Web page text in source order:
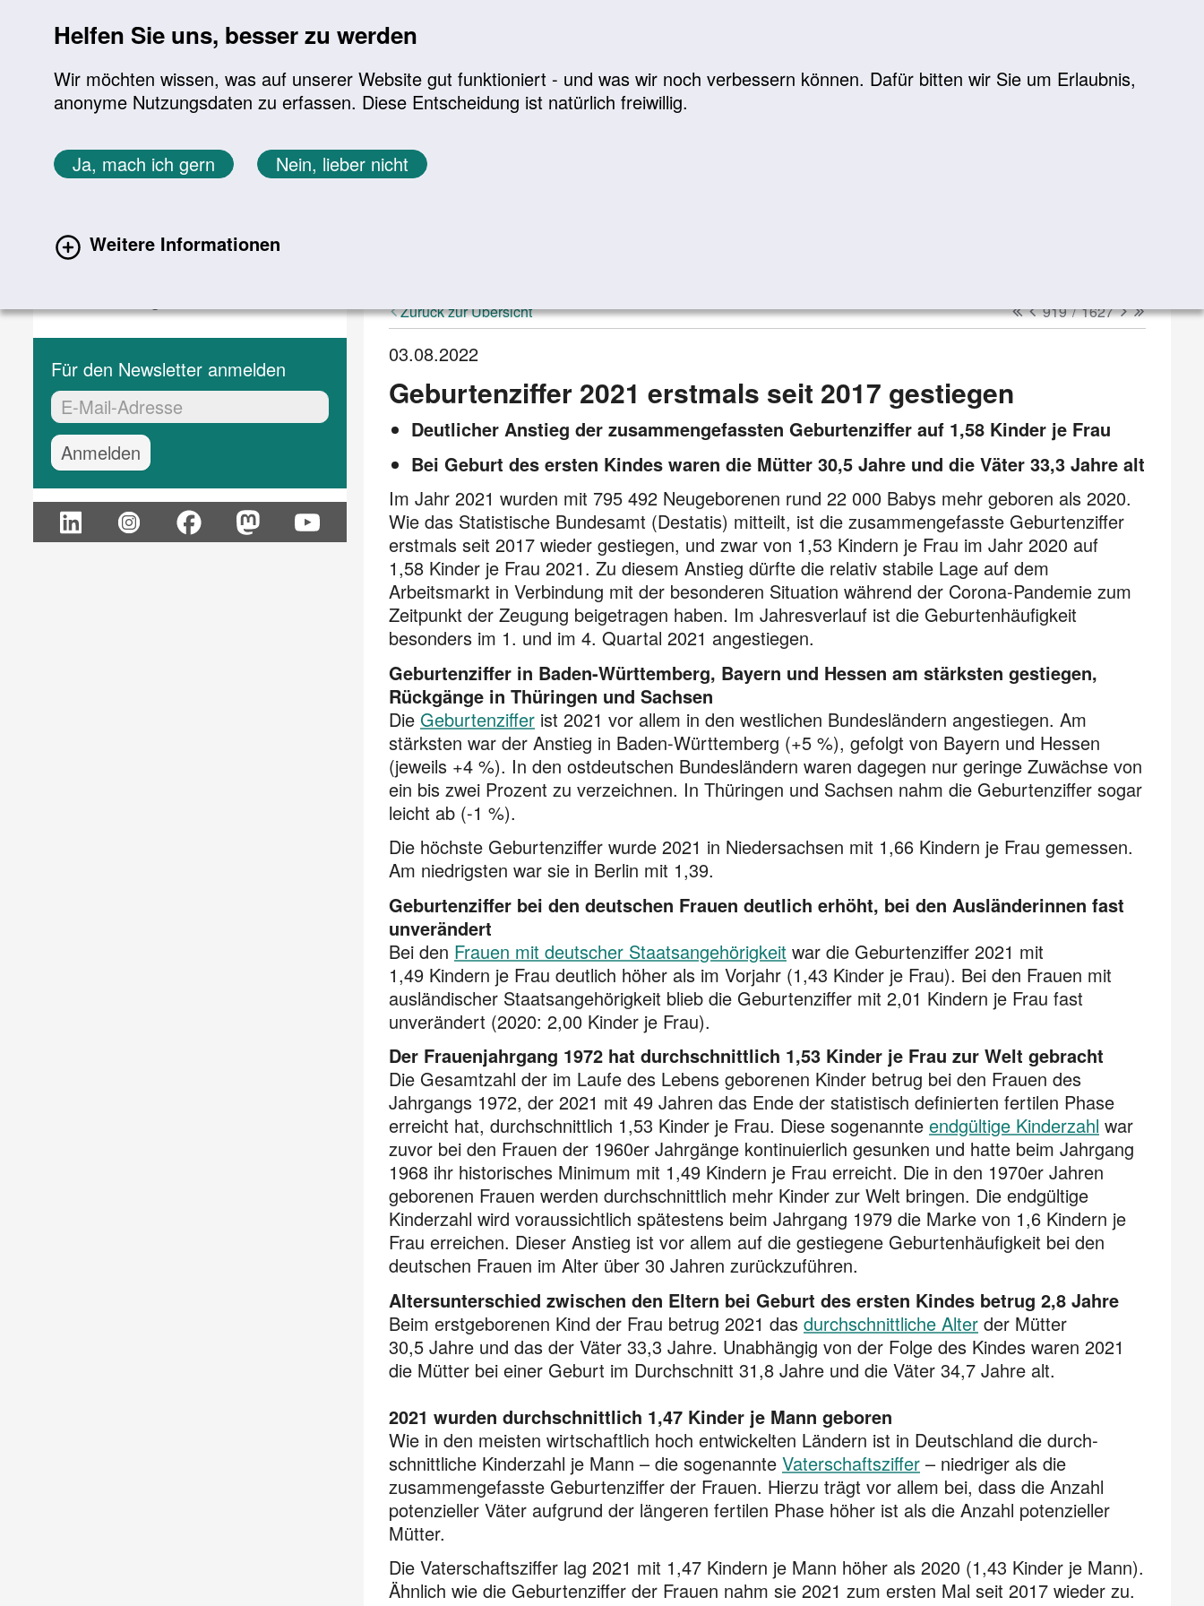
Helfen Sie uns, besser zu werden
Wir möchten wissen, was auf unserer Website gut funktioniert - und was wir noch verbessern können. Dafür bitten wir Sie um Erlaubnis,
anonyme Nutzungsdaten zu erfassen. Diese Entscheidung ist natürlich freiwillig.
Ja, mach ich gern Nein, lieber nicht
Weitere Informationen
Sie befinden sich hier:
Startseite Aktuelles Aktuelle Meldungen
Aktuelle Meldungen
Für den Newsletter anmelden
EMail-Adresse:*
Zurück zur Übersicht erster
vorheriger
919/1627nächster
letzter
03.08.2022
Geburtenziffer 2021 erstmals seit 2017 gestiegen
Deutlicher Anstieg der zusammengefassten Geburtenziffer auf 1,58 Kinder je Frau
Bei Geburt des ersten Kindes waren die Mütter 30,5 Jahre und die Väter 33,3 Jahre alt
Im Jahr 2021 wurden mit 795 492 Neugeborenen rund 22 000 Babys mehr geboren als 2020.
Wie das Statistische Bundesamt (Destatis) mitteilt, ist die zusammen­gefasste Geburtenziffer
erstmals seit 2017 wieder gestiegen, und zwar von 1,53 Kindern je Frau im Jahr 2020 auf
1,58 Kinder je Frau 2021. Zu diesem Anstieg dürfte die relativ stabile Lage auf dem
Arbeitsmarkt in Verbindung mit der besonderen Situation während der Corona-Pandemie zum
Zeitpunkt der Zeugung beigetragen haben. Im Jahres­verlauf ist die Geburten­häufigkeit
besonders im 1. und im 4. Quartal 2021 angestiegen.
Geburtenziffer in Baden-Württemberg, Bayern und Hessen am stärksten gestiegen,
Rückgänge in Thüringen und Sachsen
Die Geburtenziffer ist 2021 vor allem in den westlichen Bundesländern angestiegen. Am
stärksten war der Anstieg in Baden-Württemberg (+5 %), gefolgt von Bayern und Hessen
(jeweils +4 %). In den ost­deut­schen Bundesländern waren dagegen nur geringe Zuwächse von
ein bis zwei Prozent zu verzeichnen. In Thüringen und Sachsen nahm die Geburtenziffer sogar
leicht ab (-1 %).
Die höchste Geburtenziffer wurde 2021 in Niedersachsen mit 1,66 Kindern je Frau gemessen.
Am niedrigsten war sie in Berlin mit 1,39.
Geburtenziffer bei den deutschen Frauen deutlich erhöht, bei den Ausländerinnen fast
unverändert
Bei den Frauen mit deutscher Staatsangehörigkeit war die Geburtenziffer 2021 mit
1,49 Kindern je Frau deutlich höher als im Vorjahr (1,43 Kinder je Frau). Bei den Frauen mit
ausländischer Staats­angehörigkeit blieb die Geburtenziffer mit 2,01 Kindern je Frau fast
unverändert (2020: 2,00 Kinder je Frau).
Der Frauenjahrgang 1972 hat durchschnittlich 1,53 Kinder je Frau zur Welt gebracht
Die Gesamtzahl der im Laufe des Lebens geborenen Kinder betrug bei den Frauen des
Jahrgangs 1972, der 2021 mit 49 Jahren das Ende der statistisch definierten fertilen Phase
erreicht hat, durchschnittlich 1,53 Kinder je Frau. Diese sogenannte endgültige Kinderzahl war
zuvor bei den Frauen der 1960er Jahrgänge kontinuierlich gesunken und hatte beim Jahrgang
1968 ihr historisches Minimum mit 1,49 Kindern je Frau erreicht. Die in den 1970er Jahren
geborenen Frauen werden durchschnittlich mehr Kinder zur Welt bringen. Die endgültige
Kinderzahl wird voraussichtlich spätestens beim Jahrgang 1979 die Marke von 1,6 Kindern je
Frau erreichen. Dieser Anstieg ist vor allem auf die gestiegene Geburten­häufigkeit bei den
deutschen Frauen im Alter über 30 Jahren zurückzuführen.
Altersunterschied zwischen den Eltern bei Geburt des ersten Kindes betrug 2,8 Jahre
Beim erstgeborenen Kind der Frau betrug 2021 das durchschnittliche Alter der Mütter
30,5 Jahre und das der Väter 33,3 Jahre. Unabhängig von der Folge des Kindes waren 2021
die Mütter bei einer Geburt im Durchschnitt 31,8 Jahre und die Väter 34,7 Jahre alt.
2021 wurden durchschnittlich 1,47 Kinder je Mann geboren
Wie in den meisten wirtschaftlich hoch entwickelten Ländern ist in Deutschland die durch­
schnittliche Kinder­zahl je Mann – die sogenannte Vaterschaftsziffer – niedriger als die
zusammengefasste Geburten­ziffer der Frauen. Hierzu trägt vor allem bei, dass die Anzahl
potenzieller Väter aufgrund der längeren fertilen Phase höher ist als die Anzahl potenzieller
Mütter.
Die Vaterschaftsziffer lag 2021 mit 1,47 Kindern je Mann höher als 2020 (1,43 Kinder je Mann).
Ähnlich wie die Geburtenziffer der Frauen nahm sie 2021 zum ersten Mal seit 2017 wieder zu.